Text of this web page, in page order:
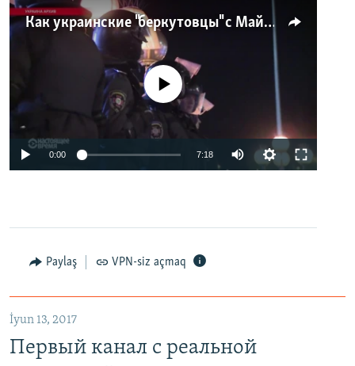
Как украинские "беркутовцы" с Майдана стали ОМОНом с Тверской
No media source currently available
0:00 7:18
Paylaş VPN-siz açmaq
İyun 13, 2017
Первый канал с реальной